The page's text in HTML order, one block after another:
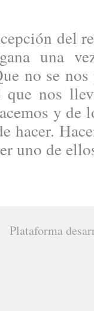
del
una
no se
nos
y de
hacer.
uno de
Plataforma